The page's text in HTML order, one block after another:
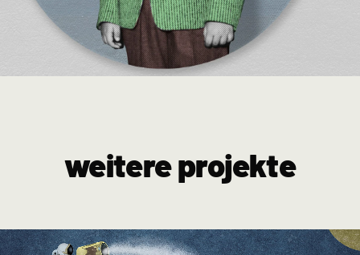
weitere projekte